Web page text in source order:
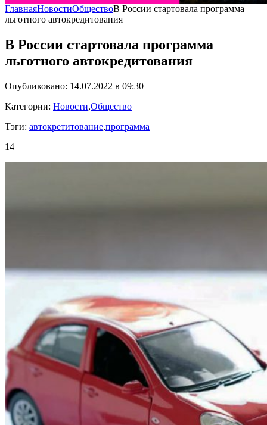
ГлавнаяНовостиОбществоВ России стартовала программа
льготного автокредитования
В России стартовала программа
льготного автокредитования
Опубликовано: 14.07.2022 в 09:30
Категории: Новости,Общество
Тэги: автокретитование,программа
14